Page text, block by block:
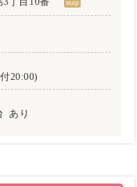
map
20:00)
あり